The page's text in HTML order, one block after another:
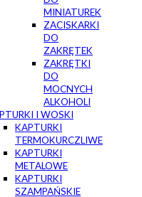
MINIATUREK
ZACISKARKI
DO
ZAKRĘTEK
ZAKRĘTKI
DO
MOCNYCH
ALKOHOLI
I WOSKI
KAPTURKI
TERMOKURCZLIWE
KAPTURKI
METALOWE
KAPTURKI
SZAMPAŃSKIE